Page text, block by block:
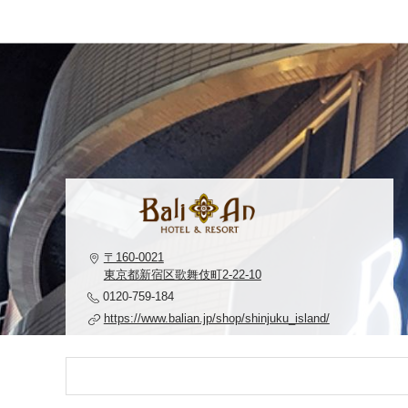
〒160-0021
東京都新宿区歌舞伎町2-22-10
0120-759-184
https://www.balian.jp/shop/shinjuku_island/